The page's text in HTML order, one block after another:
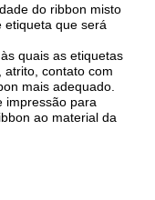
do ribbon misto
etiqueta que será
quais as etiquetas
atrito, contato com
mais adequado.
impressão para
ao material da